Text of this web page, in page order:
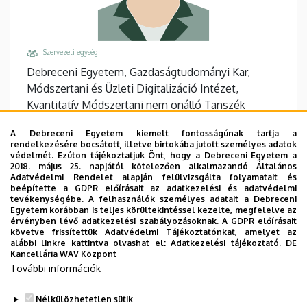
Szervezeti egység
Debreceni Egyetem, Gazdaságtudományi Kar,
Módszertani és Üzleti Digitalizáció Intézet,
Kvantitatív Módszertani nem önálló Tanszék
+36 52 508 444 / 88258
Email
soltesz.angela@econ.unideb.hu
Cím
4032 Debrecen Böszörményi út 138
Épület, emelet, ajtó
"D" épület GTK, földszint, A/5
Tudóstér profil
A Debreceni Egyetem kiemelt fontosságúnak tartja a
rendelkezésére bocsátott, illetve birtokába jutott személyes adatok
védelmét. Ezúton tájékoztatjuk Önt, hogy a Debreceni Egyetem a
2018. május 25. napjától kötelezően alkalmazandó Általános
Adatvédelmi Rendelet alapján felülvizsgálta folyamatait és
beépítette a GDPR előírásait az adatkezelési és adatvédelmi
tevékenységébe. A felhasználók személyes adatait a Debreceni
Egyetem korábban is teljes körültekintéssel kezelte, megfelelve az
érvényben lévő adatkezelési szabályozásoknak. A GDPR előírásait
követve frissítettük Adatvédelmi Tájékoztatónkat, amelyet az
alábbi linkre kattintva olvashat el:Adatkezelési tájékoztató. DE
Kancellária WAV Központ
További információk
Nélkülözhetetlen sütik